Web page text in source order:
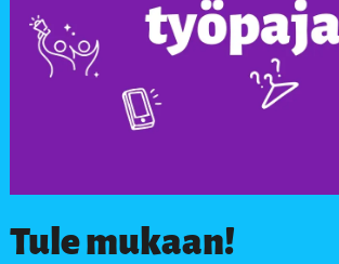
Tule mukaan!